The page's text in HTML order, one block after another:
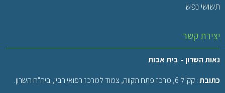
תשושי נפש
יצירת קשר
נאות השרון - בית אבות
כתובת: קק"ל 6, מרכז פתח תקווה, צמוד למרכז רפואי רבין, ביה"ח השרון.